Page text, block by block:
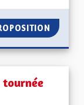
tournée